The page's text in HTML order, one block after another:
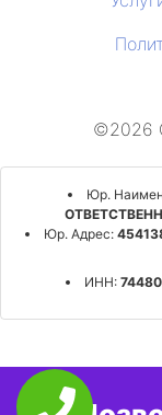
©2026
Юр.
Юр. Адрес:
ИНН: